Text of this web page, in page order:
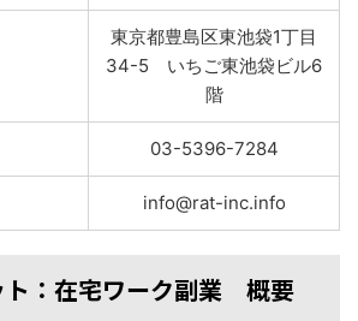
東京都豊島区東池袋1丁目
34-5 いちご東池袋ビル6
階
03-5396-7284
info@rat-inc.info
ト：在宅ワーク副業 概要